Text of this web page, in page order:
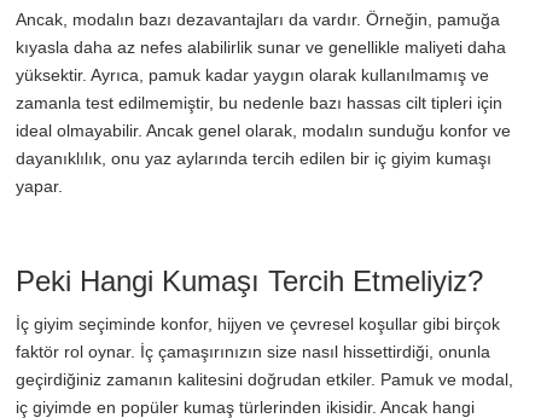
Ancak, modalın bazı dezavantajları da vardır. Örneğin, pamuğa
kıyasla daha az nefes alabilirlik sunar ve genellikle maliyeti daha
yüksektir. Ayrıca, pamuk kadar yaygın olarak kullanılmamış ve
zamanla test edilmemiştir, bu nedenle bazı hassas cilt tipleri için
ideal olmayabilir. Ancak genel olarak, modalın sunduğu konfor ve
dayanıklılık, onu yaz aylarında tercih edilen bir iç giyim kumaşı
yapar.
Peki Hangi Kumaşı Tercih Etmeliyiz?
İç giyim seçiminde konfor, hijyen ve çevresel koşullar gibi birçok
faktör rol oynar. İç çamaşırınızın size nasıl hissettirdiği, onunla
geçirdiğiniz zamanın kalitesini doğrudan etkiler. Pamuk ve modal,
iç giyimde en popüler kumaş türlerinden ikisidir. Ancak hangi